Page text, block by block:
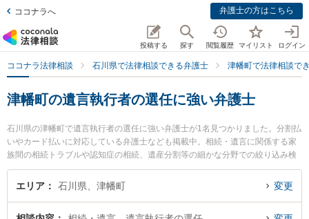
ココナラへ 弁護士の方はこちら
投稿する 探す 閲覧履歴 マイリスト ログイン
ココナラ法律相談 石川県で法律相談できる弁護士 津幡町で法律相談で
津幡町の遺言執行者の選任に強い弁護士
石川県の津幡町で遺言執行者の選任に強い弁護士が1名見つかりました。分割払
いやカード払いに対応している弁護士なども掲載中。相続・遺言に関係する家
族間の相続トラブルや認知症の相続、遺産分割等の細かな分野での絞り込み検
索もでき便利です。特に津幡法律事務所の横見 健太弁護士のプロフィール情報
や弁護士費用、強みなどが注目されています。『津幡町で土日や夜間に発生し
エリア 石川県、津幡町 変更